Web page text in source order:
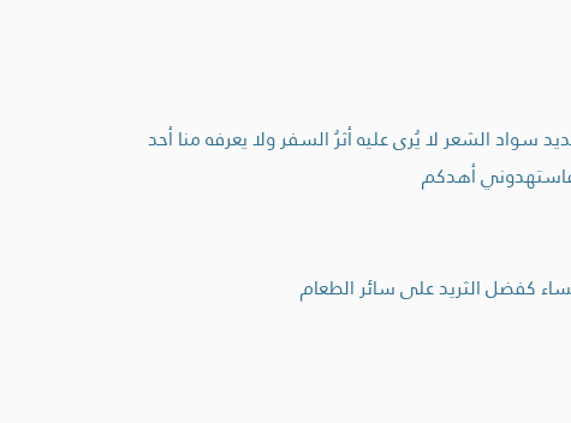
الشعر لا يُرى عليه أثرُ السفر ولا يعرفه منا أحد
فاستهدوني أهدكم
كفضل الثريد على سائر الطعام